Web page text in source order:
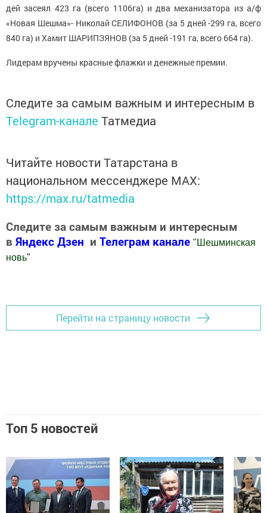
дей засеял 423 га (всего 1106га) и два механизатора из а/ф
«Новая Шешма»- Николай СЕЛИФОНОВ (за 5 дней -299 га, всего
840 га) и Хамит ШАРИПЗЯНОВ (за 5 дней -191 га, всего 664 га).
Лидерам вручены красные флажки и денежные премии.
Следите за самым важным и интересным в
Telegram-канале Татмедиа
Читайте новости Татарстана в
национальном мессенджере MАХ:
https://max.ru/tatmedia
Следите за самым важным и интересным
в Яндекс Дзен и Телеграм канале " Шешминская
новь"
Перейти на страницу новости
Топ 5 новостей